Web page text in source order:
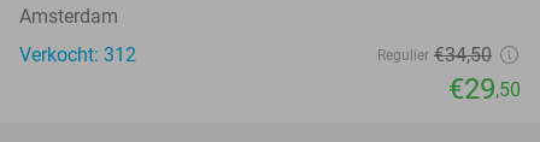
Amsterdam
Verkocht: 312
Regulier €34,50
€29,50